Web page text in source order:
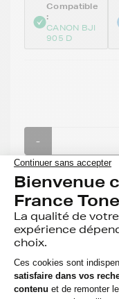
Compatible
:
CANON BJI
905 D
-